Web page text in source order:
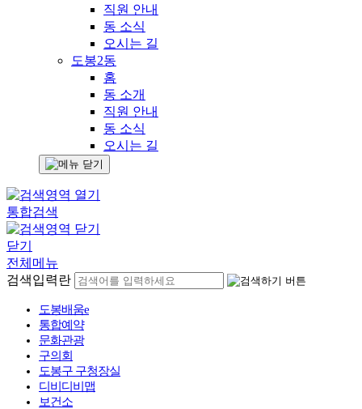
직원 안내
동 소식
오시는 길
도봉2동
홈
동 소개
직원 안내
동 소식
오시는 길
통합검색
닫기
전체메뉴
검색입력란
도봉배움e
통합예약
문화관광
구의회
도봉구 구청장실
디비디비맵
보건소